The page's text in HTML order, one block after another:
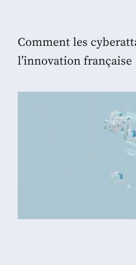
Comment les
l’innovation française